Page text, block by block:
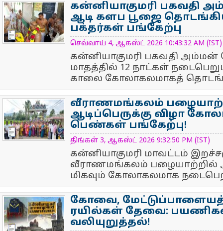
NewsIcon
கன்னியாகுமரி பகவதி
ஆடி களப பூஜை
பக்தர்கள் பங்கேற்பு
செவ்வாய் 4, ஆகஸ்ட் 2026 10:43:32 AM (IST)
கன்னியாகுமரி பகவதி அம்மன்
மாதத்தில் 12 நாட்கள்
காலை கோலாகலமாகத்
NewsIcon
வீராணமங்கலம்
ஆடிப்பெருக்கு விழா
பெண்கள் பங்கேற்பு!
திங்கள் 3, ஆகஸ்ட் 2026 9:32:50 PM (IST)
கன்னியாகுமரி மாவட்டம்
வீராணமங்கலம் பழையாற்றில்
மிகவும் கோலாகலமாக
NewsIcon
கோவை,
ரயில்கள் தேவை:
வலியுறுத்தல்!